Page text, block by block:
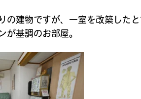
の建物ですが、一室を改築した
が基調のお部屋。